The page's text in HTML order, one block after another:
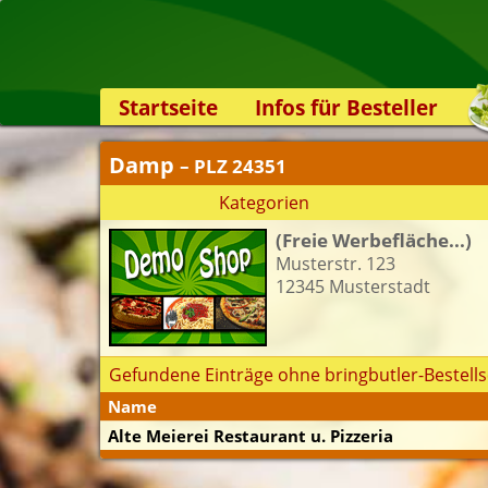
Startseite
Infos für Besteller
Lieferservice-App
Weiterempfehlen
Newsletter
Sicherheit
Kontakt
Damp – PLZ 24351
Kategorien
(Freie Werbefläche...)
Musterstr. 123
12345 Musterstadt
Gefundene Einträge ohne bringbutler-
Name
Alte Meierei Restaurant u. Pizzeria